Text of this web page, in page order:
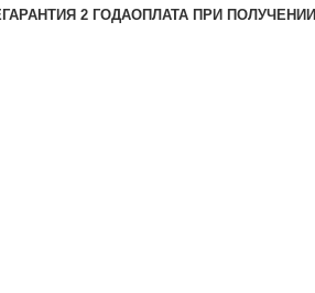
ГАРАНТИЯ 2 ГОДАОПЛАТА ПРИ ПОЛУЧЕНИИ